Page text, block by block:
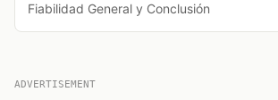
Fiabilidad General y Conclusión
ADVERTISEMENT